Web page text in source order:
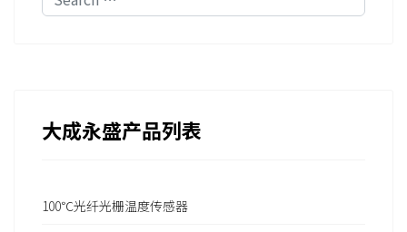
大成永盛产品列表
100℃光纤光栅温度传感器